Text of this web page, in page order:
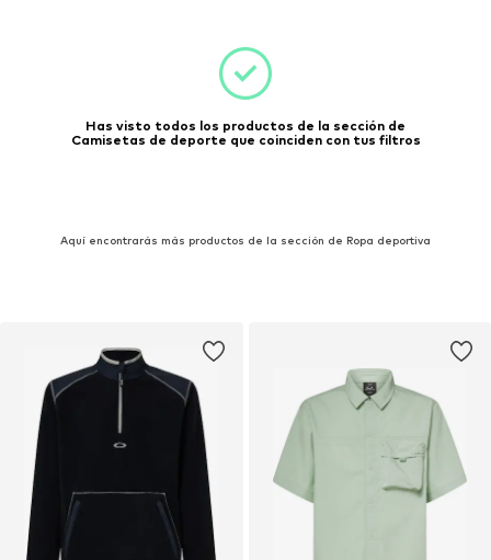
Has visto todos los productos de la sección de
Camisetas de deporte que coinciden con tus filtros
Aquí encontrarás más productos de la sección de Ropa deportiva